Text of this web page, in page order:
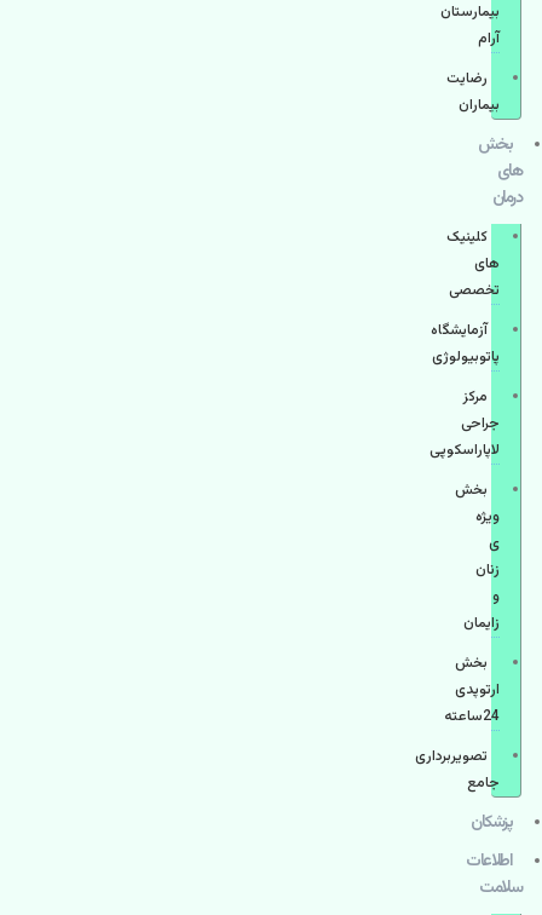
بیمارستان
آرام
رضایت
بیماران
بخش
های
درمان
کلینیک
های
تخصصی
آزمایشگاه
پاتوبیولوژی
مرکز
جراحی
لاپاراسکوپی
بخش
ویژه
ی
زنان
و
زایمان
بخش
ارتوپدی
24ساعته
تصویربرداری
جامع
پزشكان
اطلاعات
سلامت